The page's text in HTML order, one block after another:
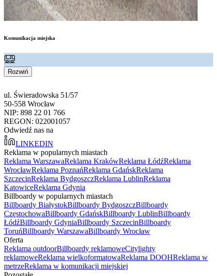
Komunikacja miejska
Rozwiń
ul. Świeradowska 51/57
50-558 Wrocław
NIP: 898 22 01 766
REGON: 022001057
Odwiedź nas na
LINKEDIN
Reklama w popularnych miastach
Reklama WarszawaReklama KrakówReklama ŁódźReklama
WrocławReklama PoznańReklama GdańskReklama
SzczecinReklama BydgoszczReklama LublinReklama
KatowiceReklama Gdynia
Billboardy w popularnych miastach
Billboardy BiałystokBillboardy BydgoszczBillboardy
CzęstochowaBillboardy GdańskBillboardy LublinBillboardy
ŁódźBillboardy GdyniaBillboardy SzczecinBillboardy
ToruńBillboardy WarszawaBillboardy Wrocław
Oferta
Reklama outdoorBillboardy reklamoweCitylighty
reklamoweReklama wielkoformatowaReklama DOOHReklama w
metrzeReklama w komunikacji miejskiej